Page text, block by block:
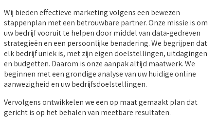
Wij bieden effectieve marketing volgens een bewezen
stappenplan met een betrouwbare partner. Onze missie is om
uw bedrijf vooruit te helpen door middel van data-gedreven
strategieën en een persoonlijke benadering. We begrijpen dat
elk bedrijf uniek is, met zijn eigen doelstellingen, uitdagingen
en budgetten. Daarom is onze aanpak altijd maatwerk. We
beginnen met een grondige analyse van uw huidige online
aanwezigheid en uw bedrijfsdoelstellingen.
Vervolgens ontwikkelen we een op maat gemaakt plan dat
gericht is op het behalen van meetbare resultaten.